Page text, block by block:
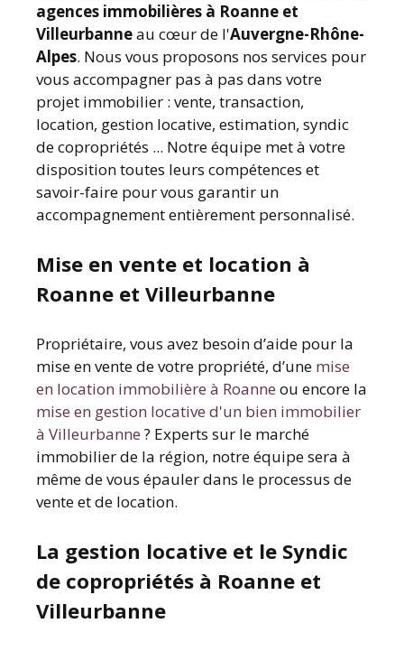
agences immobilières à Roanne et
Villeurbanneau cœur de l'Auvergne-Rhône-
Alpes. Nous vous proposons nos services pour
vous accompagner pas à pas dans votre
projet immobilier : vente, transaction,
location, gestion locative, estimation, syndic
de copropriétés ... Notre équipe met à votre
disposition toutes leurs compétences et
savoir-faire pour vous garantir un
accompagnement entièrement personnalisé.
Mise en vente et location à
Roanne et Villeurbanne
Propriétaire, vous avez besoin d’aide pour la
mise en vente de votre propriété, d’une mise
en location immobilière à Roanne ou encore la
mise en gestion locative d'un bien immobilier
à Villeurbanne ? Experts sur le marché
immobilier de la région, notre équipe sera à
même de vous épauler dans le processus de
vente et de location.
La gestion locative et le Syndic
de copropriétés à Roanne et
Villeurbanne